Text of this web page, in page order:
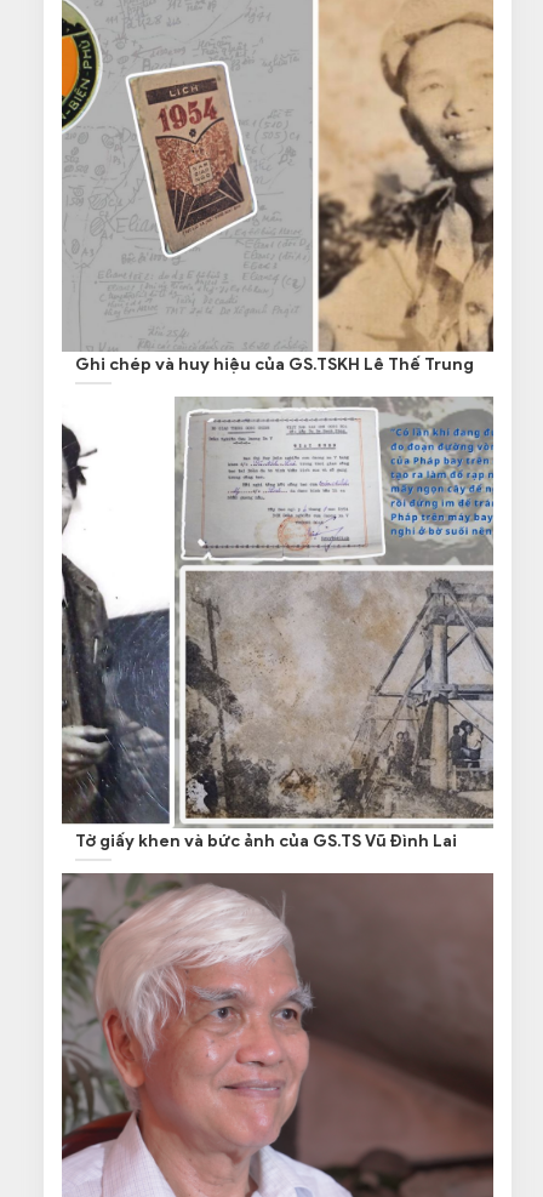
Ghi chép và huy hiệu của GS.TSKH Lê Thế Trung
Tờ giấy khen và bức ảnh của GS.TS Vũ Đình Lai